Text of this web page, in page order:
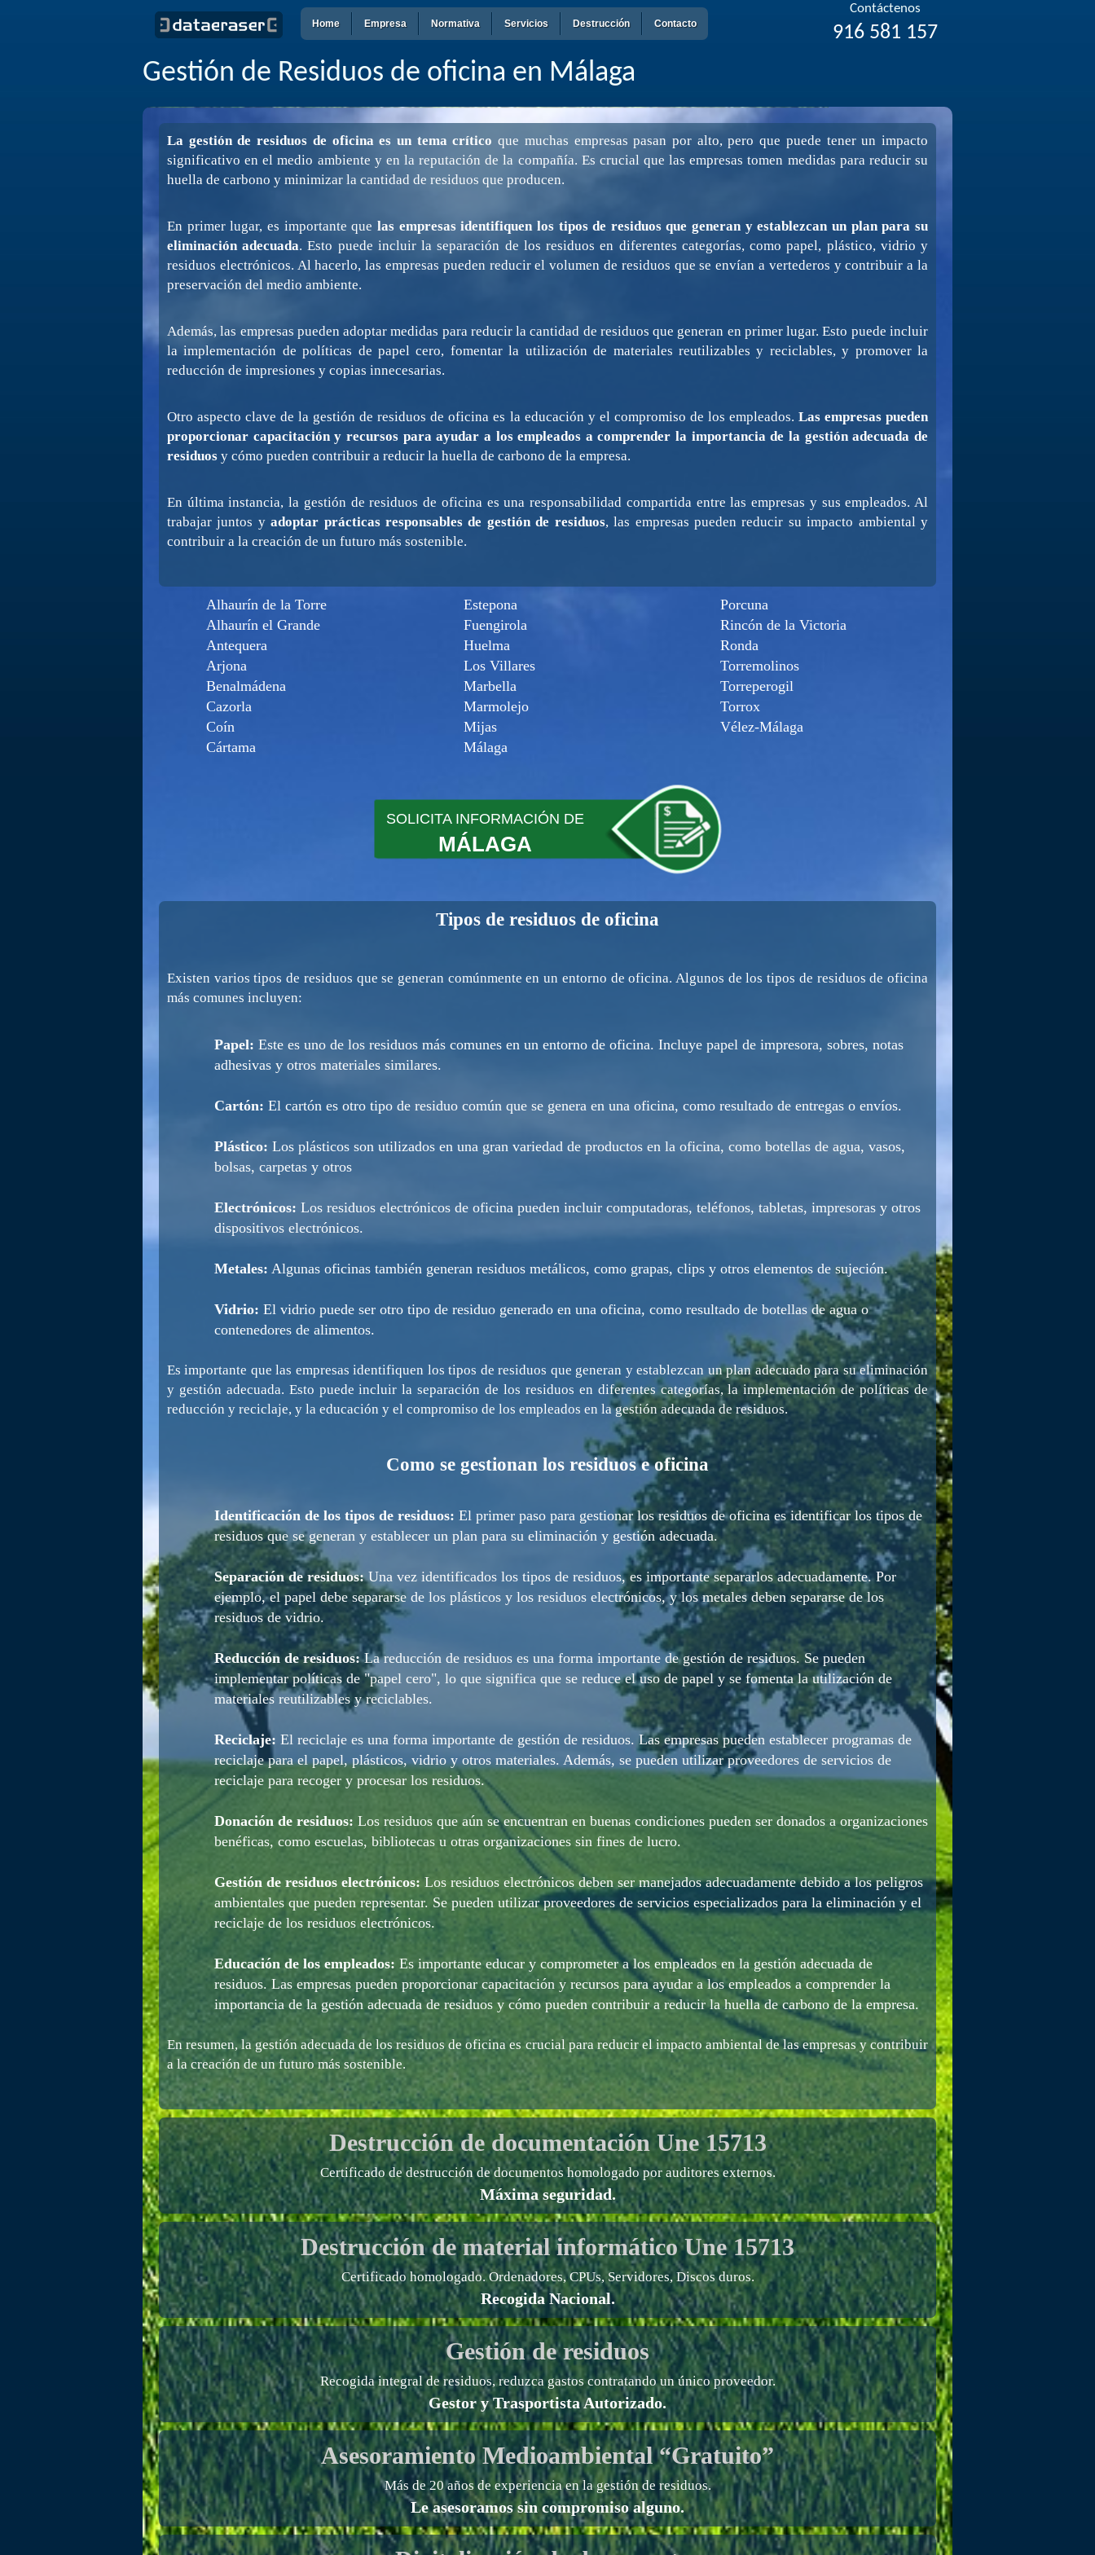
Home Empresa Normativa Servicios Destrucción Contacto
Contáctenos
916 581 157
Gestión de Residuos de oficina en Málaga
La gestión de residuos de oficina es un tema crítico que muchas empresas pasan por alto, pero que puede tener un impacto
significativo en el medio ambiente y en la reputación de la compañía. Es crucial que las empresas tomen medidas para reducir su
huella de carbono y minimizar la cantidad de residuos que producen.
En primer lugar, es importante que las empresas identifiquen los tipos de residuos que generan y establezcan un plan para su
eliminación adecuada. Esto puede incluir la separación de los residuos en diferentes categorías, como papel, plástico, vidrio y
residuos electrónicos. Al hacerlo, las empresas pueden reducir el volumen de residuos que se envían a vertederos y contribuir a la
preservación del medio ambiente.
Además, las empresas pueden adoptar medidas para reducir la cantidad de residuos que generan en primer lugar. Esto puede incluir
la implementación de políticas de papel cero, fomentar la utilización de materiales reutilizables y reciclables, y promover la
reducción de impresiones y copias innecesarias.
Otro aspecto clave de la gestión de residuos de oficina es la educación y el compromiso de los empleados. Las empresas pueden
proporcionar capacitación y recursos para ayudar a los empleados a comprender la importancia de la gestión adecuada de
residuos y cómo pueden contribuir a reducir la huella de carbono de la empresa.
En última instancia, la gestión de residuos de oficina es una responsabilidad compartida entre las empresas y sus empleados. Al
trabajar juntos yadoptar prácticas responsables de gestión de residuos, las empresas pueden reducir su impacto ambiental y
contribuir a la creación de un futuro más sostenible.
Alhaurín de la Torre
Alhaurín el Grande
Antequera
Arjona
Benalmádena
Cazorla
Coín
Cártama
Estepona
Fuengirola
Huelma
Los Villares
Marbella
Marmolejo
Mijas
Málaga
Porcuna
Rincón de la Victoria
Ronda
Torremolinos
Torreperogil
Torrox
Vélez-Málaga
SOLICITA INFORMACIÓN DE
MÁLAGA
Tipos de residuos de oficina
Existen varios tipos de residuos que se generan comúnmente en un entorno de oficina. Algunos de los tipos de residuos de oficina
más comunes incluyen:
Papel: Este es uno de los residuos más comunes en un entorno de oficina. Incluye papel de impresora, sobres, notas
adhesivas y otros materiales similares.
Cartón: El cartón es otro tipo de residuo común que se genera en una oficina, como resultado de entregas o envíos.
Plástico: Los plásticos son utilizados en una gran variedad de productos en la oficina, como botellas de agua, vasos,
bolsas, carpetas y otros
Electrónicos: Los residuos electrónicos de oficina pueden incluir computadoras, teléfonos, tabletas, impresoras y otros
dispositivos electrónicos.
Metales: Algunas oficinas también generan residuos metálicos, como grapas, clips y otros elementos de sujeción.
Vidrio: El vidrio puede ser otro tipo de residuo generado en una oficina, como resultado de botellas de agua o
contenedores de alimentos.
Es importante que las empresas identifiquen los tipos de residuos que generan y establezcan un plan adecuado para su eliminación
y gestión adecuada. Esto puede incluir la separación de los residuos en diferentes categorías, la implementación de políticas de
reducción y reciclaje, y la educación y el compromiso de los empleados en la gestión adecuada de residuos.
Como se gestionan los residuos e oficina
Identificación de los tipos de residuos: El primer paso para gestionar los residuos de oficina es identificar los tipos de
residuos que se generan y establecer un plan para su eliminación y gestión adecuada.
Separación de residuos:Una vez identificados los tipos de residuos, es importante separarlos adecuadamente. Por
ejemplo, el papel debe separarse de los plásticos y los residuos electrónicos, y los metales deben separarse de los
residuos de vidrio.
Reducción de residuos:La reducción de residuos es una forma importante de gestión de residuos. Se pueden
implementar políticas de "papel cero", lo que significa que se reduce el uso de papel y se fomenta la utilización de
materiales reutilizables y reciclables.
Reciclaje: El reciclaje es una forma importante de gestión de residuos. Las empresas pueden establecer programas de
reciclaje para el papel, plásticos, vidrio y otros materiales. Además, se pueden utilizar proveedores de servicios de
reciclaje para recoger y procesar los residuos.
Donación de residuos: Los residuos que aún se encuentran en buenas condiciones pueden ser donados a organizaciones
benéficas, como escuelas, bibliotecas u otras organizaciones sin fines de lucro.
Gestión de residuos electrónicos: Los residuos electrónicos deben ser manejados adecuadamente debido a los peligros
ambientales que pueden representar. Se pueden utilizar proveedores de servicios especializados para la eliminación y el
reciclaje de los residuos electrónicos.
Educación de los empleados: Es importante educar y comprometer a los empleados en la gestión adecuada de
residuos. Las empresas pueden proporcionar capacitación y recursos para ayudar a los empleados a comprender la
importancia de la gestión adecuada de residuos y cómo pueden contribuir a reducir la huella de carbono de la empresa.
En resumen, la gestión adecuada de los residuos de oficina es crucial para reducir el impacto ambiental de las empresas y contribuir
a la creación de un futuro más sostenible.
Destrucción de documentación Une 15713
Certificado de destrucción de documentos homologado por auditores externos.
Máxima seguridad.
Destrucción de material informático Une 15713
Certificado homologado. Ordenadores, CPUs, Servidores, Discos duros.
Recogida Nacional.
Gestión de residuos
Recogida integral de residuos, reduzca gastos contratando un único proveedor.
Gestor y Trasportista Autorizado.
Asesoramiento Medioambiental “Gratuito”
Más de 20 años de experiencia en la gestión de residuos.
Le asesoramos sin compromiso alguno.